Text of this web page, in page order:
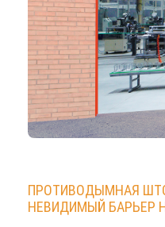
ПРОТИВОДЫМНАЯ
НЕВИДИМЫЙ БАРЬЕР